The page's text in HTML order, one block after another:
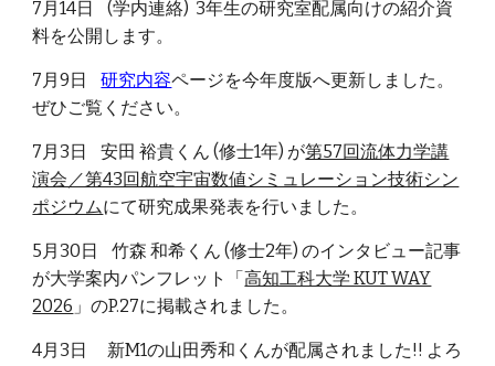
7月14日 (学内連絡) 3年生の研究室配属向けの紹介資
料を公開します。
7月9日研究内容ページを今年度版へ更新しました。
ぜひご覧ください。
7月3日 安田 裕貴くん (修士1年) が第57回流体力学講
演会／第43回航空宇宙数値シミュレーション技術シン
ポジウムにて研究成果発表を行いました。
5月30日 竹森 和希くん (修士2年) のインタビュー記事
が大学案内パンフレット「高知工科大学 KUT WAY
2026 」のP.27に掲載されました。
4月3日 新M1の山田秀和くんが配属されました!! よろ